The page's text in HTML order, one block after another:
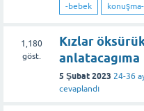
-bebek
konuşma-
1,180
göst.
Kızlar
anlatacagıma
5 Şubat 2023 24-36
cevaplandı